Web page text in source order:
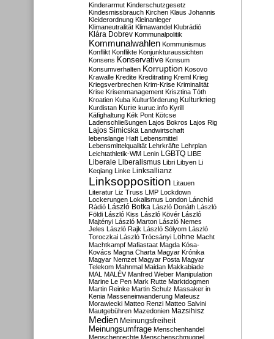
Kinderarmut Kinderschutzgesetz
Kindesmissbrauch Kirchen Klaus Johannis
Kleiderordnung Kleinanleger
Klimaneutralität Klimawandel Klubrádió
Klára Dobrev Kommunalpolitik
Kommunalwahlen Kommunismus
Konflikt Konflikte Konjunkturaussichten
Konsens Konservative Konsum
Konsumverhalten Korruption Kosovo
Krawalle Kredite Kreditrating Kreml Krieg
Kriegsverbrechen Krim-Krise Kriminalität
Krise Krisenmanagement Krisztina Tóth
Kroatien Kuba Kulturförderung Kulturkrieg
Kurdistan Kurie kuruc.info Kyrill
Käfighaltung Kék Pont Kötcse
Ladenschließungen Lajos Bokros Lajos Rig
Lajos Simicska Landwirtschaft
lebenslange Haft Lebensmittel
Lebensmittelqualität Lehrkräfte Lehrplan
Leichtathletik-WM Lenin LGBTQ LIBE
Liberale Liberalismus Libri Libyen Li
Keqiang Linke Linksallianz
Linksopposition Litauen
Literatur Liz Truss LMP Lockdown
Lockerungen Lokalismus London Lánchíd
Rádió
László Botka László Donáth László
Földi László Kiss László Kövér László
Majtényi László Marton László Nemes
Jeles László Rajk László Sólyom László
Toroczkai László Trócsányi Löhne Macht
Machtkampf Mafiastaat Magda Kósa-
Kovács Magna Charta Magyar Krónika
Magyar Nemzet Magyar Posta Magyar
Telekom Mahnmal Maidan Makkabiade
MAL MALÉV Manfred Weber Manipulation
Marine Le Pen Mark Rutte Marktdogmen
Martin Reinke Martin Schulz Massaker in
Kenia Masseneinwanderung Mateusz
Morawiecki Matteo Renzi Matteo Salvini
Mautgebühren Mazedonien Mazsihisz
Medien Meinungsfreiheit
Meinungsumfrage Menschenhandel
Menschenrechte Menschenschmuggel